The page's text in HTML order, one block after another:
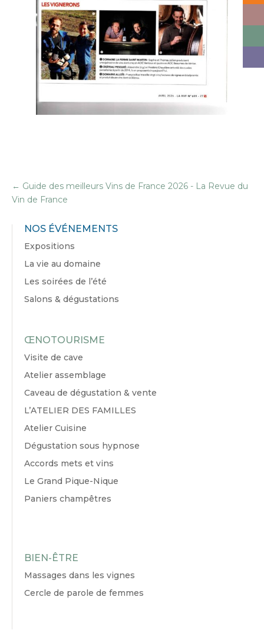
← Guide des meilleurs Vins de France 2026 - La Revue du
Vin de France
NOS ÉVÉNEMENTS
Expositions
La vie au domaine
Les soirées de l’été
Salons & dégustations
ŒNOTOURISME
Visite de cave
Atelier assemblage
Caveau de dégustation & vente
L’ATELIER DES FAMILLES
Atelier Cuisine
Dégustation sous hypnose
Accords mets et vins
Le Grand Pique-Nique
Paniers champêtres
BIEN-ÊTRE
Massages dans les vignes
Cercle de parole de femmes